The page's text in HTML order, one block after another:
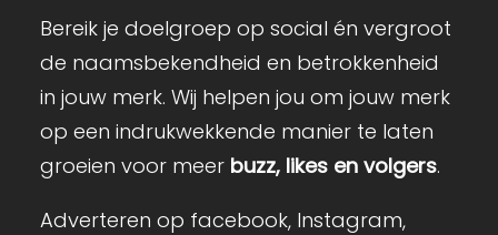
Bereik je doelgroep op social én vergroot
de naamsbekendheid en betrokkenheid
in jouw merk. Wij helpen jou om jouw merk
op een indrukwekkende manier te laten
groeien voor meer buzz, likes en volgers.
Adverteren op facebook, Instagram,